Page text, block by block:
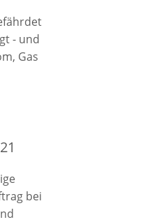
- und
Gas
bei